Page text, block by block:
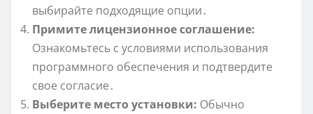
выбирайте подходящие опции․
Примите лицензионное соглашение:
Ознакомьтесь с условиями использования
программного обеспечения и подтвердите
свое согласие․
Выберите место установки: Обычно